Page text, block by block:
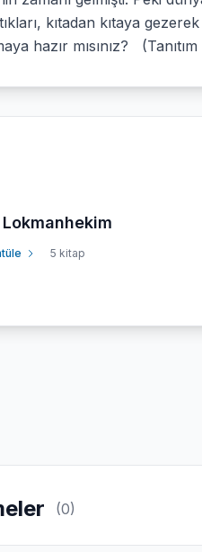
kıtadan kıtaya
hazır mısınız?
5 kitap
(0)